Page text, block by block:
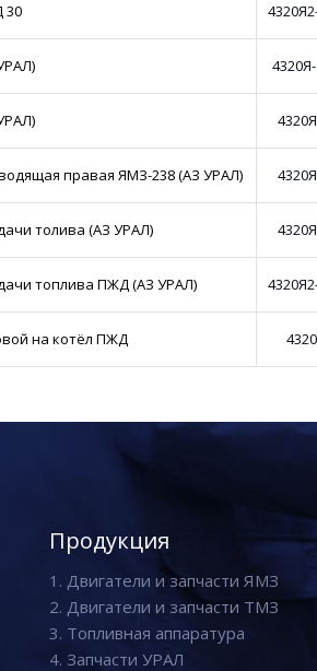
30
правая ЯМЗ-238 (АЗ УРАЛ)
толива (АЗ УРАЛ)
топлива ПЖД (АЗ УРАЛ)
на котёл ПЖД
Продукция
1. Двигатели и запчасти ЯМЗ
2. Двигатели и запчасти ТМЗ
3. Топливная аппаратура
4. Запчасти УРАЛ